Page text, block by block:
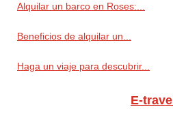
Alquilar un barco en Roses:...
Beneficios de alquilar un...
Haga un viaje para descubrir...
E-travel